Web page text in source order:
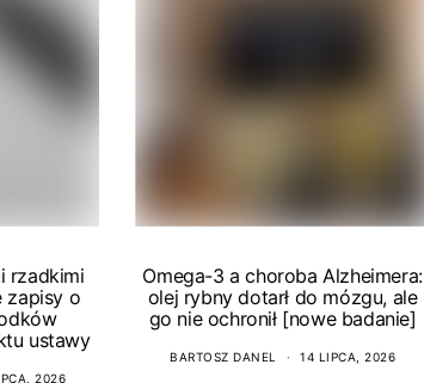
rzadkimi
zapisy o
ustawy
2026
Omega-3 a choroba Alzheimera:
olej rybny dotarł do mózgu, ale
go nie ochronił [nowe badanie]
BARTOSZ DANEL 14 LIPCA, 2026